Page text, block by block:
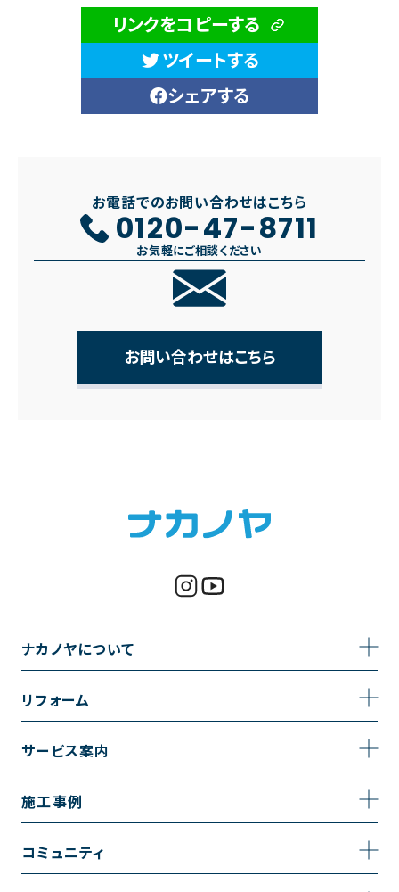
リンクをコピーする
ツイートする
シェアする
お電話でのお問い合わせはこちら
0120-47-8711
お気軽にご相談ください
お問い合わせはこちら
ナカノヤについて
採用情報
リフォーム
トイレのリフォーム
キッチンのリフォーム
サービス案内
サービスの流れ
施工事例
施工事例一覧
コミュニティ